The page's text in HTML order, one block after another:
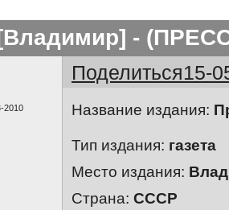
-
Поделиться15-
2010
Название издания:
Тип издания: газета
Место издания:
Страна: СССР